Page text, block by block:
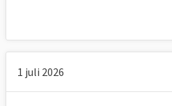
1 juli 2026